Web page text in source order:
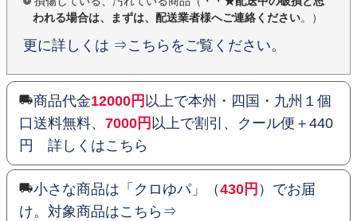
われる場合は、まずは、配送業者様へご連絡ください。）
更に詳しくは ⇒こちらをご覧ください。
商品代金12000円 以上で本州・四国・九州１個
口送料無料、 7000円 以上で割引、クール便＋440
円 詳しくはこちら
小さな商品は「クロゆパ」（430円 ）でお届
け。対象商品はこちら⇒